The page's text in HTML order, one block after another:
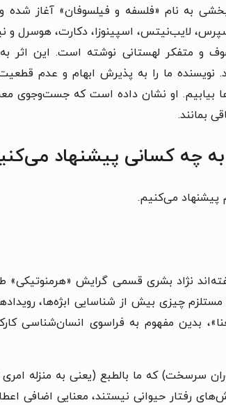
به نام «فلسفه و فیلسوفان» آغاز شده و
لایب‌نیتس، اسپینوزا، دکارت، هوسرل و
و متفکر لهستانی نوشته است. این اثر
نویسنده ما را به پذیرش ابهام و عدم
او نشان داده است که جست‌وجوی
بمانند.
چه کسانی پیشنهاد
پیشنهاد می‌کنیم.
نژاد بشری قسمی گرایش «هرمنوتیکی»
چیزی بیش از شناسایی ابژه‌ها،
مفهوم به فراسوی انسان‌شناسی
سرسخت) که ما بالطبع (یعنی به منزله
رفتار حیوانی نیستند، معنایی اضافی